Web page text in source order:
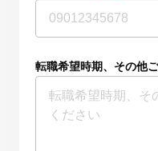
転職希望時期、その他